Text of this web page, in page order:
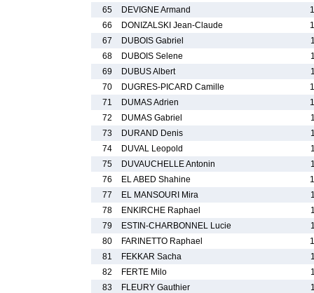
65
DEVIGNE Armand
66
DONIZALSKI Jean-Claude
67
DUBOIS Gabriel
68
DUBOIS Selene
69
DUBUS Albert
70
DUGRES-PICARD Camille
71
DUMAS Adrien
72
DUMAS Gabriel
73
DURAND Denis
74
DUVAL Leopold
75
DUVAUCHELLE Antonin
76
EL ABED Shahine
77
EL MANSOURI Mira
78
ENKIRCHE Raphael
79
ESTIN-CHARBONNEL Lucie
80
FARINETTO Raphael
81
FEKKAR Sacha
82
FERTE Milo
83
FLEURY Gauthier